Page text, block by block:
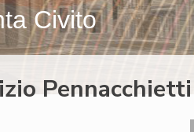
Civito
Pennacchietti